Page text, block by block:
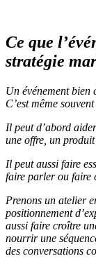
Ce que
stratégie
Un événement bien
C’est même
Il peut d’abord
une offre, un
Il peut aussi faire
faire parler ou faire
Prenons un atelier
positionnement
aussi faire croître
nourrir une
des conversations